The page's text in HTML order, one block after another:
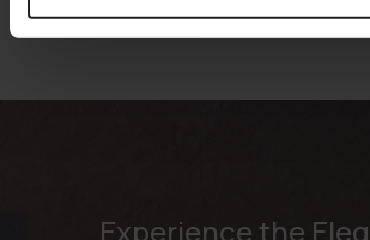
Experience the